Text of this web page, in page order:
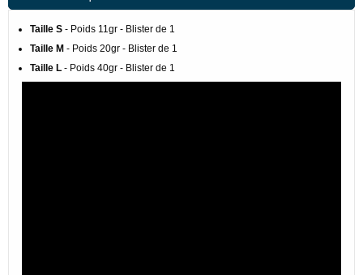
Taille S - Poids 11gr - Blister de 1
Taille M - Poids 20gr - Blister de 1
Taille L - Poids 40gr - Blister de 1